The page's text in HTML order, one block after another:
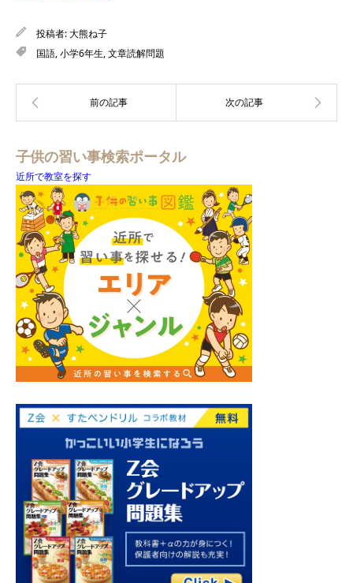
投稿者:大熊ね子
国語,小学6年生,文章読解問題
子供の習い事検索ポータル
近所で教室を探す